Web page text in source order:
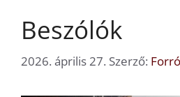
Beszólók
2026. április 27. Szerző: